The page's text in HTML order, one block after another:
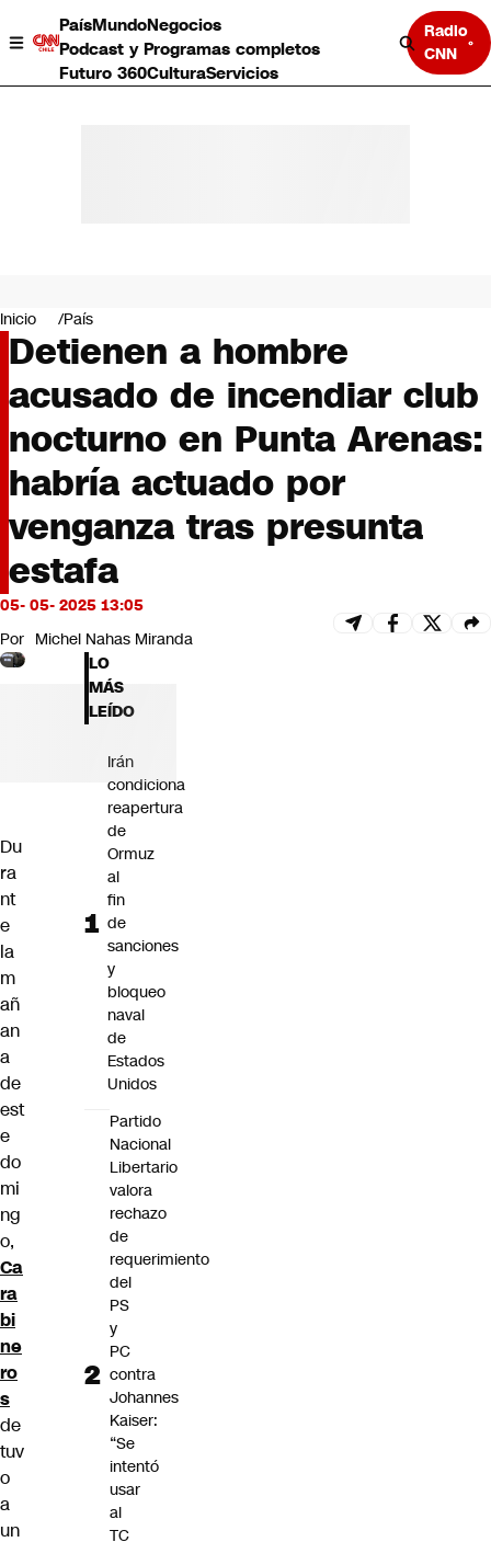
PaísMundoNegocios
Podcast y Programas completos
Futuro 360CulturaServicios
Radio
CNN
Negocios
Deportes
Programas completos
Cultura
Servicios
Bits
CNN Data
CNN tiempo
Opinión
Inicio País
Detienen a hombre
acusado de incendiar club
nocturno en Punta Arenas:
habría actuado por
venganza tras presunta
estafa
05- 05- 2025 13:05
Por Michel Nahas Miranda
Du
ra
nt
e
la
m
añ
an
a
de
est
e
do
mi
ng
o,
Ca
ra
bi
ne
ro
s
de
tuv
o
a
un
LO
MÁS
LEÍDO
Irán
condiciona
reapertura
de
Ormuz
al
fin
de
sanciones
y
bloqueo
naval
de
Estados
Unidos
Partido
Nacional
Libertario
valora
rechazo
de
requerimiento
del
PS
y
PC
contra
Johannes
Kaiser:
“Se
intentó
usar
al
TC